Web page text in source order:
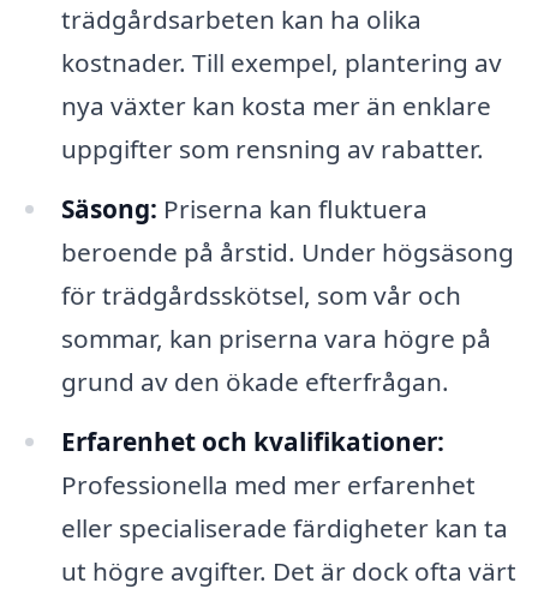
trädgårdsarbeten kan ha olika
kostnader. Till exempel, plantering av
nya växter kan kosta mer än enklare
uppgifter som rensning av rabatter.
Säsong: Priserna kan fluktuera
beroende på årstid. Under högsäsong
för trädgårdsskötsel, som vår och
sommar, kan priserna vara högre på
grund av den ökade efterfrågan.
Erfarenhet och kvalifikationer:
Professionella med mer erfarenhet
eller specialiserade färdigheter kan ta
ut högre avgifter. Det är dock ofta värt